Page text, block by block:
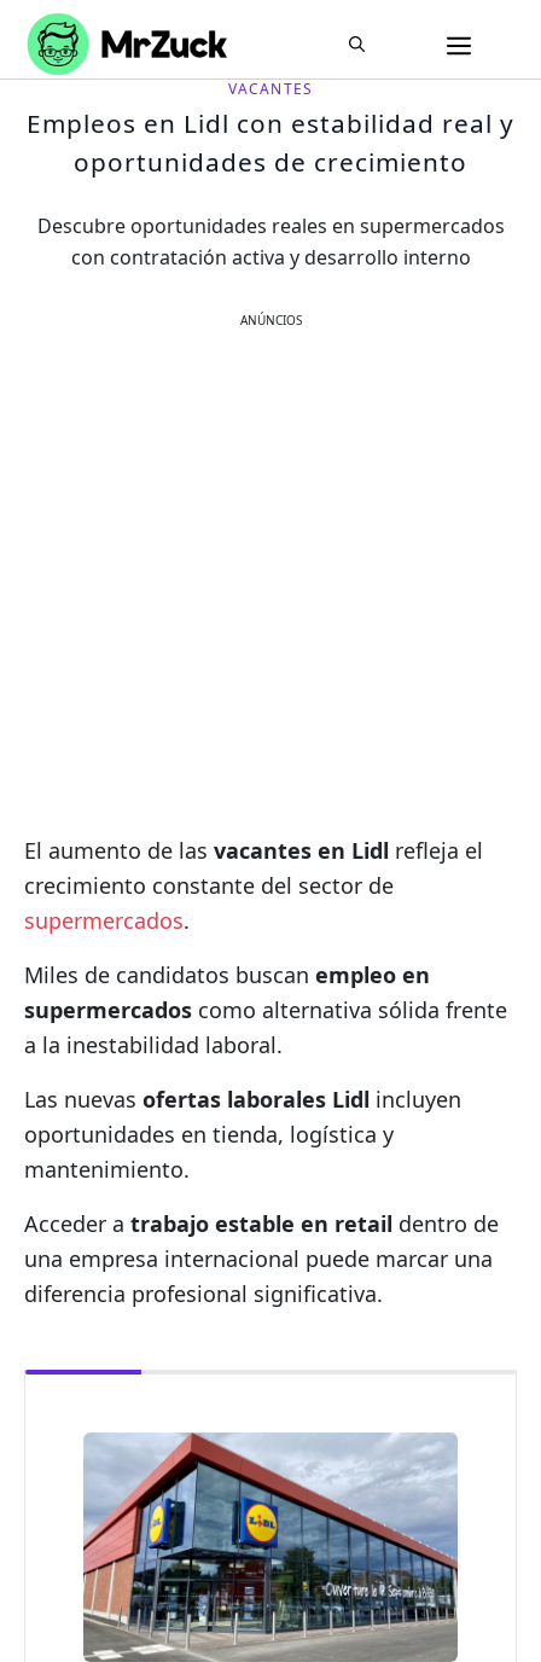
Pular
para
o
conteúdo
VACANTES
Empleos en Lidl con estabilidad real y
oportunidades de crecimiento
Descubre oportunidades reales en supermercados
con contratación activa y desarrollo interno
ANÚNCIOS
El aumento de las vacantes en Lidl refleja el
crecimiento constante del sector de
supermercados.
Miles de candidatos buscan empleo en
supermercados como alternativa sólida frente
a la inestabilidad laboral.
Las nuevas ofertas laborales Lidl incluyen
oportunidades en tienda, logística y
mantenimiento.
Acceder a trabajo estable en retail dentro de
una empresa internacional puede marcar una
diferencia profesional significativa.